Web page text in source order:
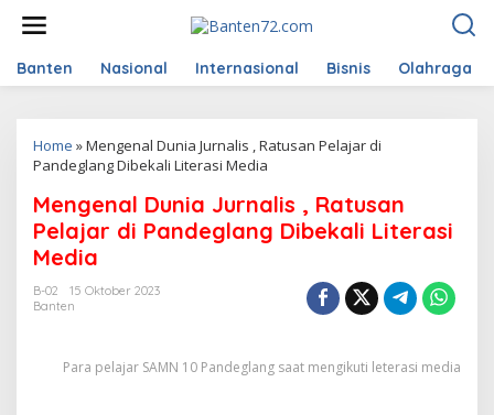
t
Banten Nasional Internasional Bisnis Olahraga
Home »Mengenal Dunia Jurnalis , Ratusan Pelajar di
Pandeglang Dibekali Literasi Media
Mengenal Dunia Jurnalis , Ratusan
Pelajar di Pandeglang Dibekali Literasi
Media
B-02
15 Oktober 2023
Banten
Para pelajar SAMN 10 Pandeglang saat mengikuti leterasi media